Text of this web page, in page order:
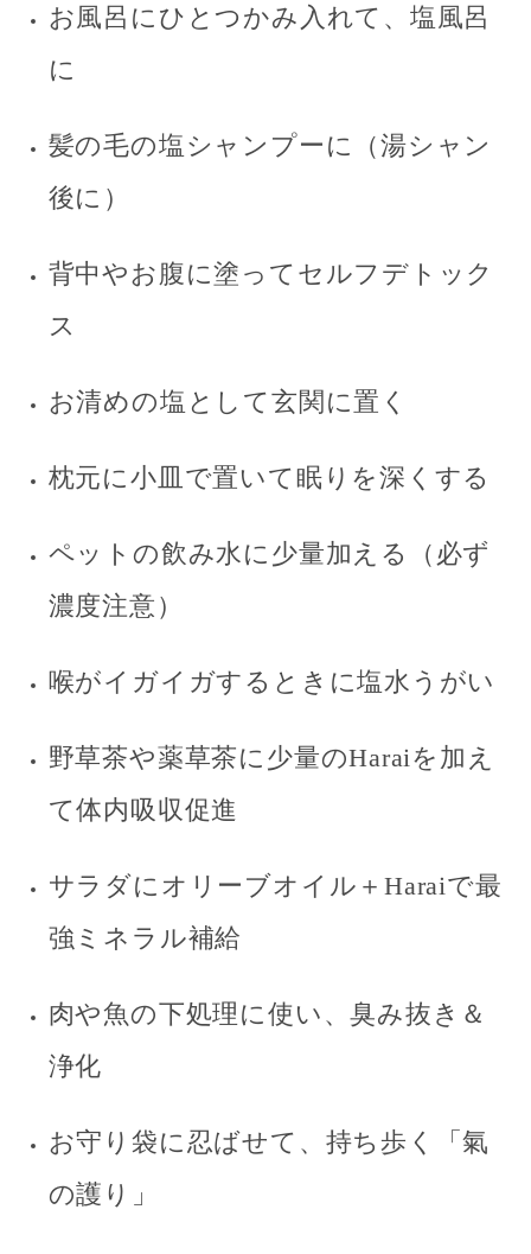
お風呂にひとつかみ入れて、塩風呂
に
髪の毛の塩シャンプーに（湯シャン
後に）
背中やお腹に塗ってセルフデトック
ス
お清めの塩として玄関に置く
枕元に小皿で置いて眠りを深くする
ペットの飲み水に少量加える（必ず
濃度注意）
喉がイガイガするときに塩水うがい
野草茶や薬草茶に少量のHaraiを加え
て体内吸収促進
サラダにオリーブオイル＋Haraiで最
強ミネラル補給
肉や魚の下処理に使い、臭み抜き＆
浄化
お守り袋に忍ばせて、持ち歩く「氣
の護り」